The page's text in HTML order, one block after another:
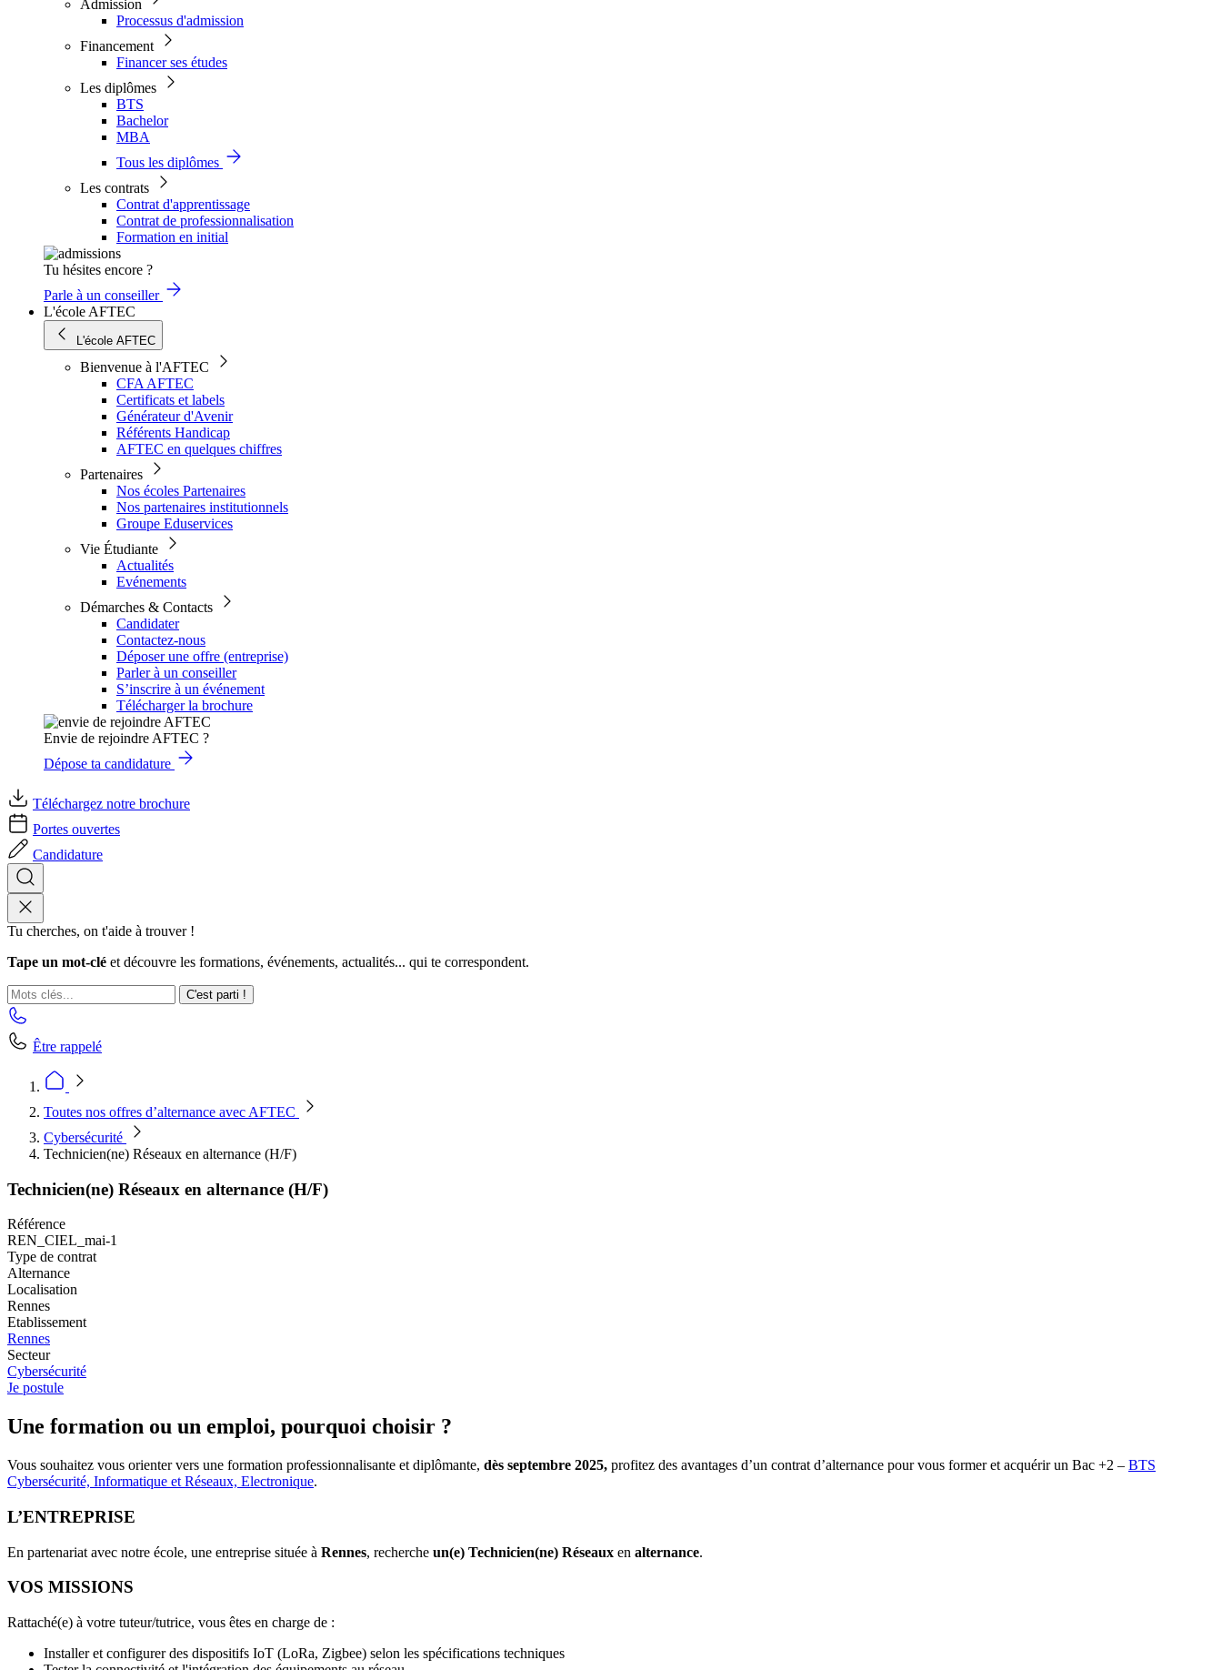
Admission
Processus d'admission
Financement
Financer ses études
Les diplômes
BTS
Bachelor
MBA
Tous les diplômes
Les contrats
Contrat d'apprentissage
Contrat de professionnalisation
Formation en initial
Tu hésites encore ?
Parle à un conseiller
L'école AFTEC
L'école AFTEC
Bienvenue à l'AFTEC
CFA AFTEC
Certificats et labels
Générateur d'Avenir
Référents Handicap
AFTEC en quelques chiffres
Partenaires
Nos écoles Partenaires
Nos partenaires institutionnels
Groupe Eduservices
Vie Étudiante
Actualités
Evénements
Démarches & Contacts
Candidater
Contactez-nous
Déposer une offre (entreprise)
Parler à un conseiller
S’inscrire à un événement
Télécharger la brochure
Envie de rejoindre AFTEC ?
Dépose ta candidature
Téléchargez notre brochure
Portes ouvertes
Candidature
Tu cherches, on t'aide à trouver !
Tape un mot-clé et découvre les formations, événements, actualités... qui te correspondent.
C'est parti !
Être rappelé
Toutes nos offres d’alternance avec AFTEC
Cybersécurité
Technicien(ne) Réseaux en alternance (H/F)
Technicien(ne) Réseaux en alternance (H/F)
Référence
REN_CIEL_mai-1
Type de contrat
Alternance
Localisation
Rennes
Etablissement
Rennes
Secteur
Cybersécurité
Je postule
Une formation ou un emploi, pourquoi choisir ?
Vous souhaitez vous orienter vers une formation professionnalisante et diplômante, dès septembre 2025, profitez des avantages d’un contrat d’alternance pour vous former et acquérir un Bac +2 – BTS
Cybersécurité, Informatique et Réseaux, Electronique.
L’ENTREPRISE
En partenariat avec notre école, une entreprise située à Rennes, recherche un(e) Technicien(ne) Réseaux en alternance.
VOS MISSIONS
Rattaché(e) à votre tuteur/tutrice, vous êtes en charge de :
Installer et configurer des dispositifs IoT (LoRa, Zigbee) selon les spécifications techniques